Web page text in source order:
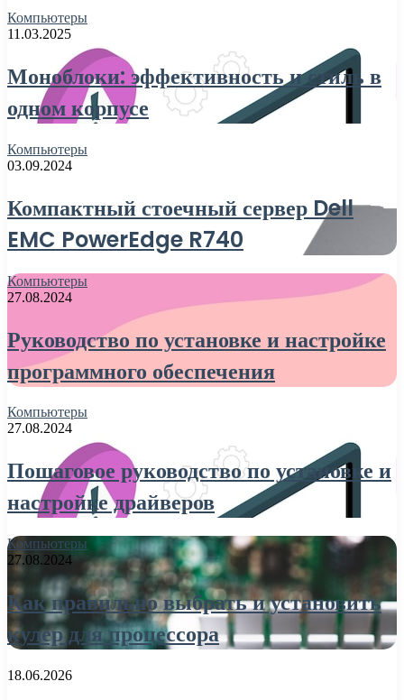
Компьютеры
11.03.2025
Моноблоки: эффективность и стиль в
одном корпусе
Компьютеры
03.09.2024
Компактный стоечный сервер Dell
EMC PowerEdge R740
Компьютеры
27.08.2024
Руководство по установке и настройке
программного обеспечения
Компьютеры
27.08.2024
Пошаговое руководство по установке и
настройке драйверов
Компьютеры
27.08.2024
Как правильно выбрать и установить
кулер для процессора
18.06.2026